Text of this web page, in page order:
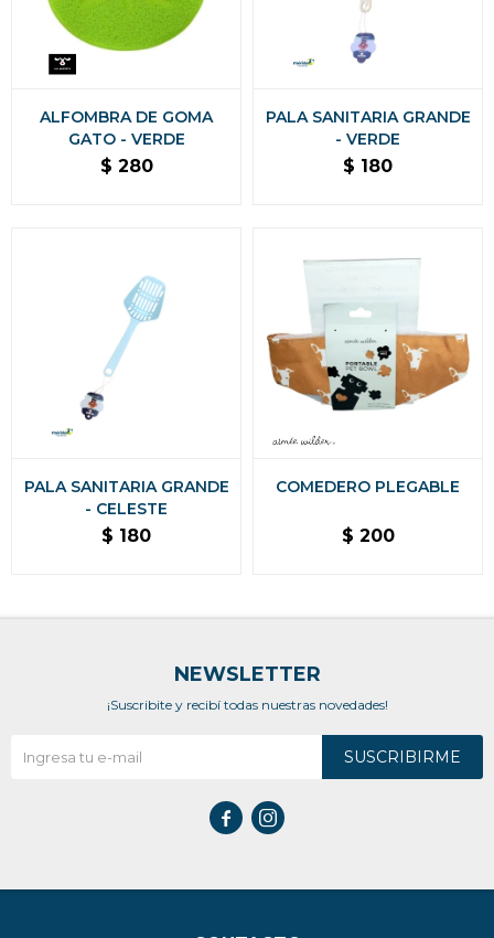
ALFOMBRA DE GOMA
GATO - VERDE
$ 280
PALA SANITARIA GRANDE
- VERDE
$ 180
PALA SANITARIA GRANDE
- CELESTE
$ 180
COMEDERO PLEGABLE
$ 200
NEWSLETTER
¡Suscribite y recibí todas nuestras novedades!
SUSCRIBIRME
 